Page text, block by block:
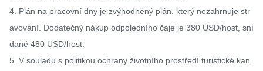
4. Plán na pracovní dny je zvýhodněný plán, který nezahrnuje str
avování. Dodatečný nákup odpoledního čaje je 380 USD/host, sní
daně 480 USD/host.
5. V souladu s politikou ochrany životního prostředí turistické kan